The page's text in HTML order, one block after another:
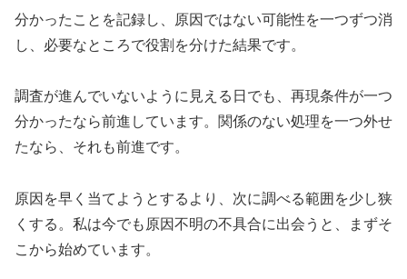
分かったことを記録し、原因ではない可能性を一つずつ消
し、必要なところで役割を分けた結果です。
調査が進んでいないように見える日でも、再現条件が一つ
分かったなら前進しています。関係のない処理を一つ外せ
たなら、それも前進です。
原因を早く当てようとするより、次に調べる範囲を少し狭
くする。私は今でも原因不明の不具合に出会うと、まずそ
こから始めています。